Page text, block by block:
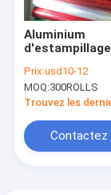
Aluminium
d'estampillage
Prix:usd10-12
MOQ:300ROLLS
Trouvez les
Contactez